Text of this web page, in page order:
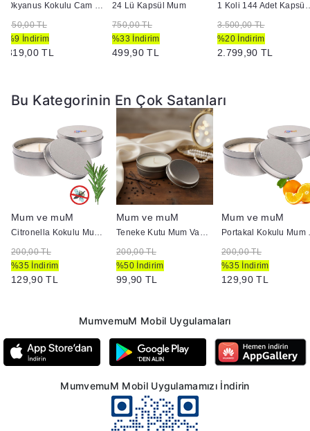
Okyanus Kokulu Cam Bardak İçi Mum
350,00 TL
%9 İndirim
319,00 TL
24 Lü Kapsül Mum
750,00 TL
%33 İndirim
499,90 TL
1 Koli 144
3.500,00 TL
%20 İndirim
2.799,90 TL
Bu Kategorinin En Çok Satanları
Mum ve muM
Citronella Kokulu Mum Yuvarlak Metal Kutuda
200,00 TL
%35 İndirim
129,90 TL
Mum ve muM
Teneke Kutu Mum Vanilya Kokulu
200,00 TL
%50 İndirim
99,90 TL
Mum ve muM
200,00 TL
%35 İndirim
129,90 TL
MumvemuM Mobil Uygulamaları
MumvemuM Mobil Uygulamamızı İndirin